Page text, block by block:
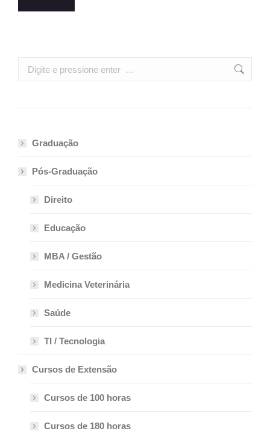
Search:
Graduação
Pós-Graduação
Direito
Educação
MBA / Gestão
Medicina Veterinária
Saúde
TI / Tecnologia
Cursos de Extensão
Cursos de 100 horas
Cursos de 180 horas